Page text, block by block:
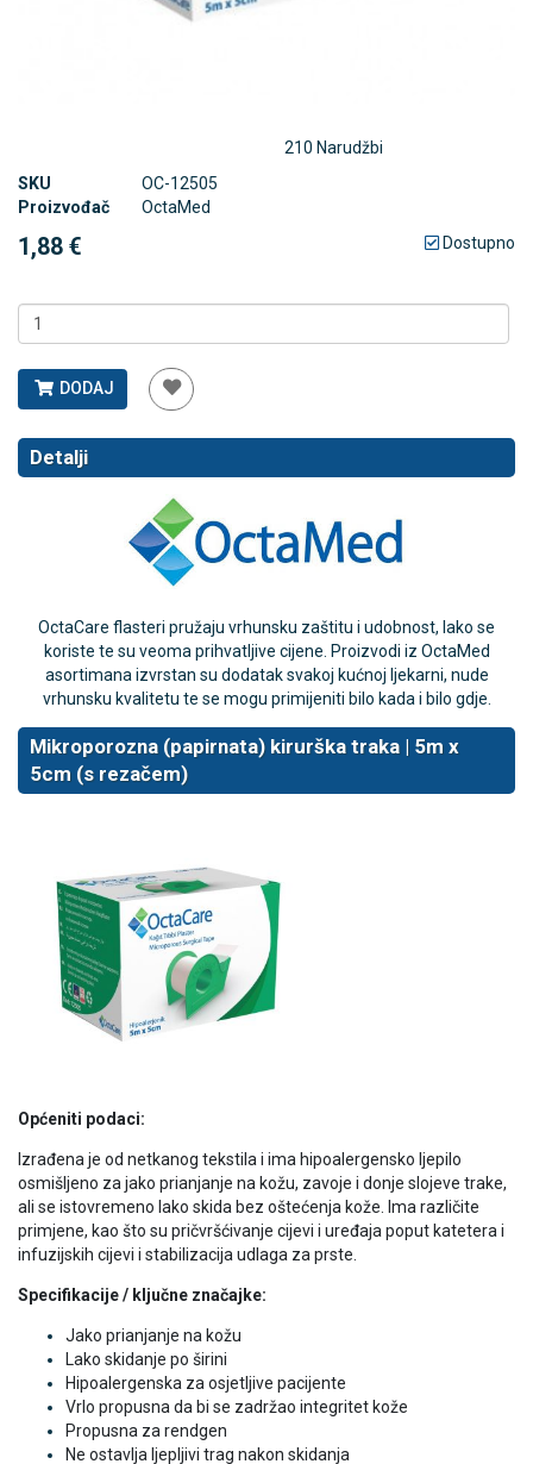
210 Narudžbi
SKU
OC-12505
Proizvođač
OctaMed
1,88 € Dostupno
DODAJ
Detalji
OctaCare flasteri pružaju vrhunsku zaštitu i udobnost, lako se
koriste te su veoma prihvatljive cijene. Proizvodi iz OctaMed
asortimana izvrstan su dodatak svakoj kućnoj ljekarni, nude
vrhunsku kvalitetu te se mogu primijeniti bilo kada i bilo gdje.
Mikroporozna (papirnata) kirurška traka | 5m x
5cm (s rezačem)
Općeniti podaci:
Izrađena je od netkanog tekstila i ima hipoalergensko ljepilo
osmišljeno za jako prianjanje na kožu, zavoje i donje slojeve trake,
ali se istovremeno lako skida bez oštećenja kože. Ima različite
primjene, kao što su pričvršćivanje cijevi i uređaja poput katetera i
infuzijskih cijevi i stabilizacija udlaga za prste.
Specifikacije / ključne značajke:
Jako prianjanje na kožu
Lako skidanje po širini
Hipoalergenska za osjetljive pacijente
Vrlo propusna da bi se zadržao integritet kože
Propusna za rendgen
Ne ostavlja ljepljivi trag nakon skidanja